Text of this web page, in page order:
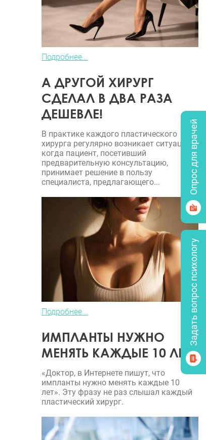
Подробнее...
А ДРУГОЙ ХИРУРГ
СДЕЛАЛ В ДВА РАЗА
ДЕШЕВЛЕ!
В практике каждого пластического
хирурга регулярно возникает ситуация,
когда пациент, посетивший
предварительную консультацию,
принимает решение в пользу
специалиста, предлагающего...
Подробнее...
ИМПЛАНТЫ НУЖНО
МЕНЯТЬ КАЖДЫЕ 10 ЛЕТ?
«Доктор, в Интернете пишут, что
импланты нужно менять каждые 10
лет». Эту фразу не раз слышал каждый
пластический хирург.
Опрос для врачей
Задать вопрос психологу